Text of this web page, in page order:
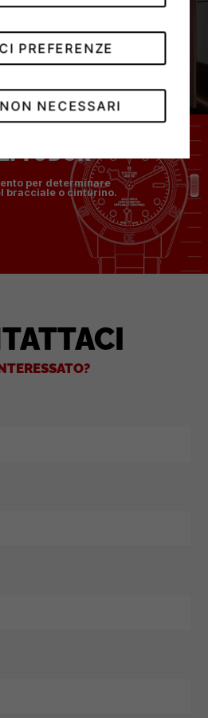
TUDOR
per determinare
bracciale o cinturino.
NECESSARI
PREFERENZE